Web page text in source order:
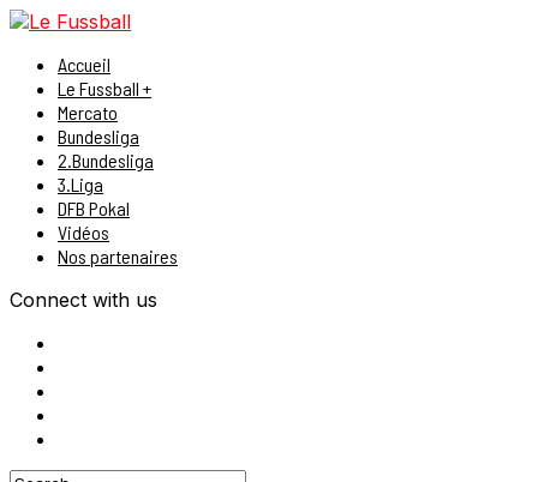
Accueil
Le Fussball +
Mercato
Bundesliga
2.Bundesliga
3.Liga
DFB Pokal
Vidéos
Nos partenaires
Connect with us